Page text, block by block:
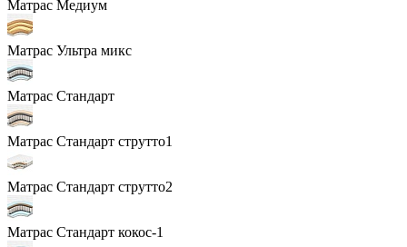
Матрас Медиум
Матрас Ультра микс
Матрас Стандарт
Матрас Стандарт струтто1
Матрас Стандарт струтто2
Матрас Стандарт кокос-1